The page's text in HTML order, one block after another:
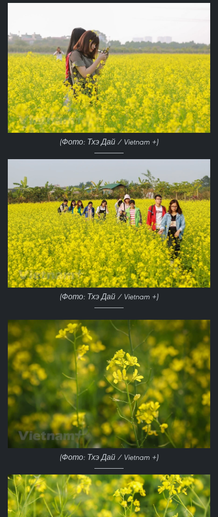
(Фото: Тхэ Дай / Vietnam +)
(Фото: Тхэ Дай / Vietnam +)
(Фото: Тхэ Дай / Vietnam +)